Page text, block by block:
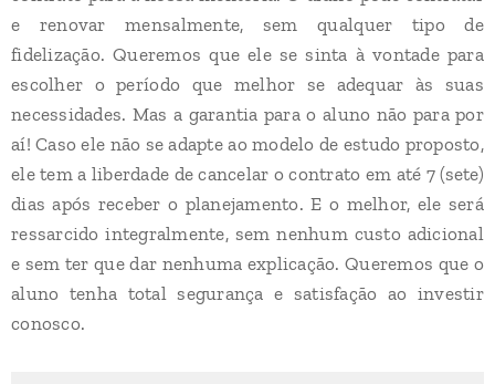
e renovar mensalmente, sem qualquer tipo de
fidelização. Queremos que ele se sinta à vontade para
escolher o período que melhor se adequar às suas
necessidades. Mas a garantia para o aluno não para por
aí! Caso ele não se adapte ao modelo de estudo proposto,
ele tem a liberdade de cancelar o contrato em até 7 (sete)
dias após receber o planejamento. E o melhor, ele será
ressarcido integralmente, sem nenhum custo adicional
e sem ter que dar nenhuma explicação. Queremos que o
aluno tenha total segurança e satisfação ao investir
conosco.